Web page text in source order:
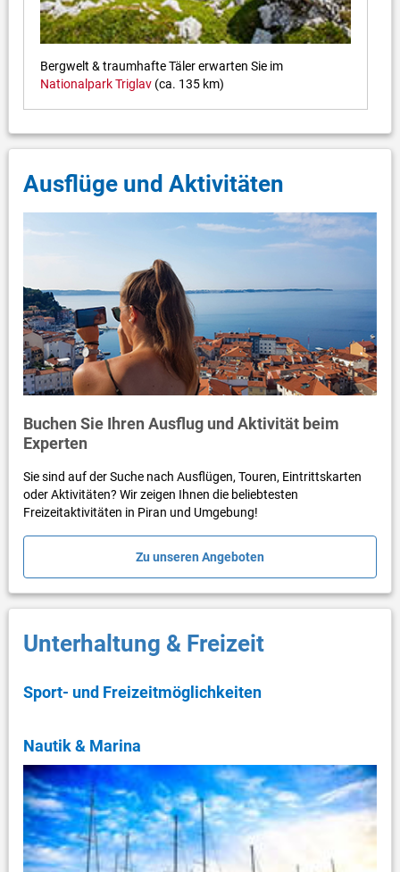
Bergwelt & traumhafte Täler erwarten Sie im
Nationalpark Triglav(ca. 135 km)
Ausflüge und Aktivitäten
Buchen Sie Ihren Ausflug und Aktivität beim
Experten
Sie sind auf der Suche nach Ausflügen, Touren, Eintrittskarten
oder Aktivitäten? Wir zeigen Ihnen die beliebtesten
Freizeitaktivitäten in Piran und Umgebung!
Zu unseren Angeboten
Unterhaltung & Freizeit
Sport- und Freizeitmöglichkeiten
Nautik & Marina